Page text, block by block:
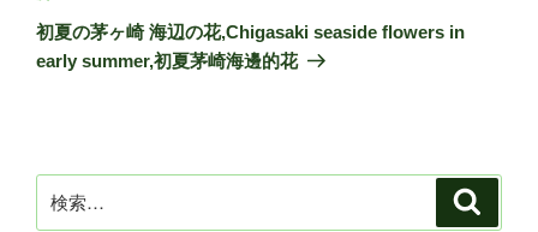
ゲ
ー
の
投
初夏の茅ヶ崎 海辺の花,Chigasaki seaside flowers in
early summer,初夏茅崎海邊的花
索: